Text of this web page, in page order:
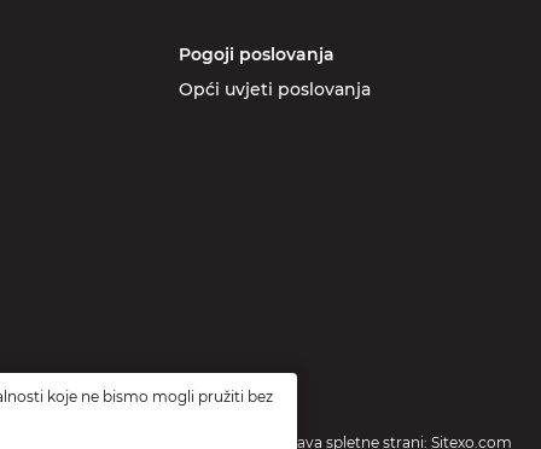
Pogoji poslovanja
Opći uvjeti poslovanja
Izdelava spletne strani: Sitexo.com
koje ne bismo mogli pružiti bez